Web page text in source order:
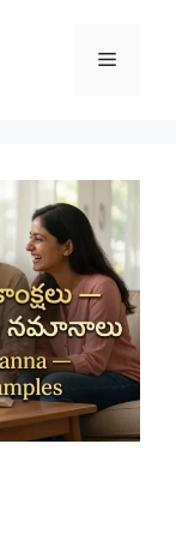
Menu